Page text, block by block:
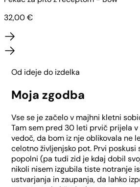
32,00€
Od ideje do izdelka
Moja zgodba
Vse se je začelo v majhni kletni
Tam sem pred 30 leti prvič prijela
vedoč, da bom iz nje oblikovala ne
celotno življenjsko pot. Prvi poskusi
popolni (pa tudi zid je kdaj dobil
nikoli nisem izgubila tiste notranje
ustvarjanja in zaupanja, da lahko